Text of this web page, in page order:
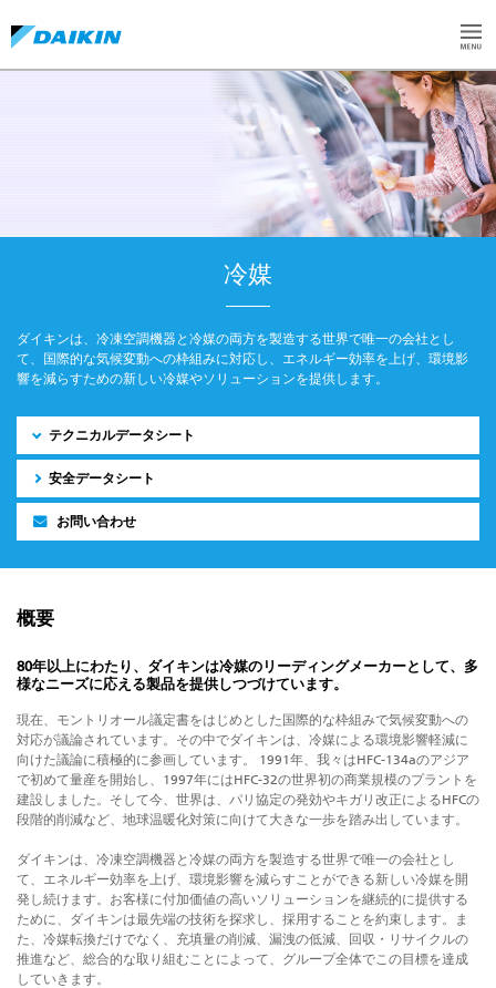
冷媒
ダイキンは、冷凍空調機器と冷媒の両方を製造する世界で唯一の会社とし
て、国際的な気候変動への枠組みに対応し、エネルギー効率を上げ、環境影
響を減らすための新しい冷媒やソリューションを提供します。
テクニカルデータシート
安全データシート
お問い合わせ
概要
80年以上にわたり、ダイキンは冷媒のリーディングメーカーとして、多
様なニーズに応える製品を提供しつづけています。
現在、モントリオール議定書をはじめとした国際的な枠組みで気候変動への
対応が議論されています。その中でダイキンは、冷媒による環境影響軽減に
向けた議論に積極的に参画しています。 1991年、我々はHFC-134aのアジア
で初めて量産を開始し、1997年にはHFC-32の世界初の商業規模のプラントを
建設しました。そして今、世界は、パリ協定の発効やキガリ改正によるHFCの
段階的削減など、地球温暖化対策に向けて大きな一歩を踏み出しています。
ダイキンは、冷凍空調機器と冷媒の両方を製造する世界で唯一の会社とし
て、エネルギー効率を上げ、環境影響を減らすことができる新しい冷媒を開
発し続けます。お客様に付加価値の高いソリューションを継続的に提供する
ために、ダイキンは最先端の技術を探求し、採用することを約束します。ま
た、冷媒転換だけでなく、充填量の削減、漏洩の低減、回収・リサイクルの
推進など、総合的な取り組むことによって、グループ全体でこの目標を達成
していきます。